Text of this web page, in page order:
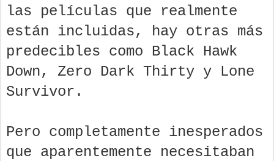
las películas que realmente
están incluidas, hay otras más
predecibles como Black Hawk
Down, Zero Dark Thirty y Lone
Survivor.
Pero completamente inesperados
que aparentemente necesitaban